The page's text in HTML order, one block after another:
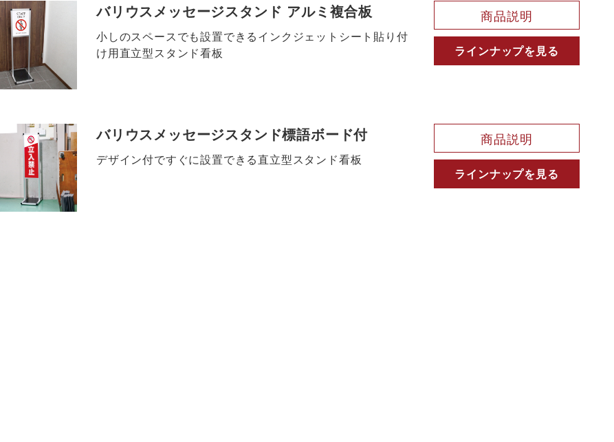
バリウスメッセージスタンド アルミ複合板
小しのスペースでも設置できるインクジェットシート貼り付
け用直立型スタンド看板
商品説明
ラインナップを見る
バリウスメッセージスタンド標語ボード付
デザイン付ですぐに設置できる直立型スタンド看板
商品説明
ラインナップを見る